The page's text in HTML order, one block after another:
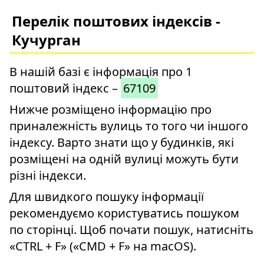
Перелік поштових індексів -
Кучурган
В нашій базі є інформація про 1
поштовий індекс – 67109
Нижче розміщено інформацію про
приналежність вулиць то того чи іншого
індексу. Варто знати що у будинків, які
розміщені на одній вулиці можуть бути
різні індекси.
Для швидкого пошуку інформації
рекомендуємо користуватись пошуком
по сторінці. Щоб почати пошук, натисніть
«CTRL + F» («CMD + F» на macOS).